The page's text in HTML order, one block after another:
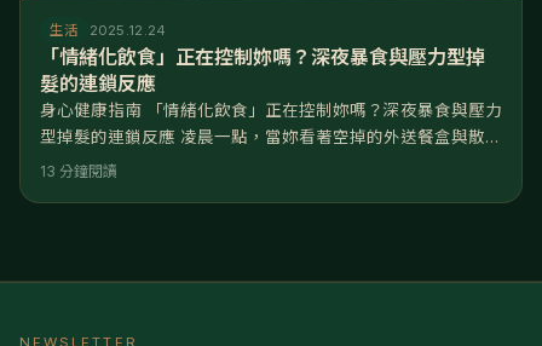
生活 2025.12.24
「情緒化飲食」正在控制妳嗎？深夜暴食與壓力型掉
髮的連鎖反應
身心健康指南 「情緒化飲食」正在控制妳嗎？深夜暴食與壓力
型掉髮的連鎖反應 凌晨一點，當妳看著空掉的外送餐盒與散落
一地的零食包裝袋，內心湧上的罪惡感往往蓋過了飽足感。妳
13 分鐘閱讀
NEWSLETTER